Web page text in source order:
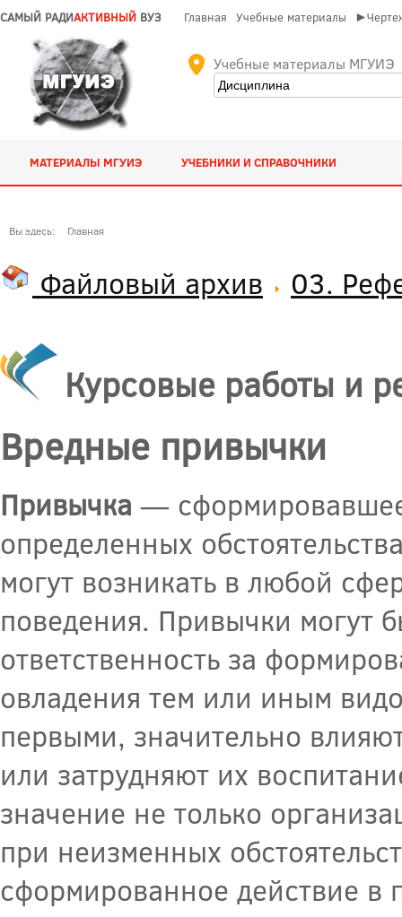
САМЫЙ РАДИАКТИВНЫЙ ВУЗ Главная Учебные материалы
Учебные материалы МГУИЭ
МАТЕРИАЛЫ МГУИЭ УЧЕБНИКИ И СПРАВОЧНИКИ
Вы здесь: Главная
Файловый архив 03.
Курсовые работы и
Вредные привычки
Привычка —
определенных
могут возникать в любой
поведения. Привычки могут
ответственность за
овладения тем или иным
первыми, значительно
или затрудняют их
значение не только
при неизменных
сформированное действие в